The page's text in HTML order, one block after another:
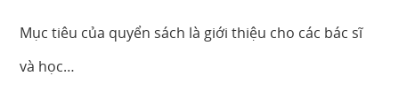
Mục tiêu của quyển sách là giới thiệu cho các bác sĩ
và học…